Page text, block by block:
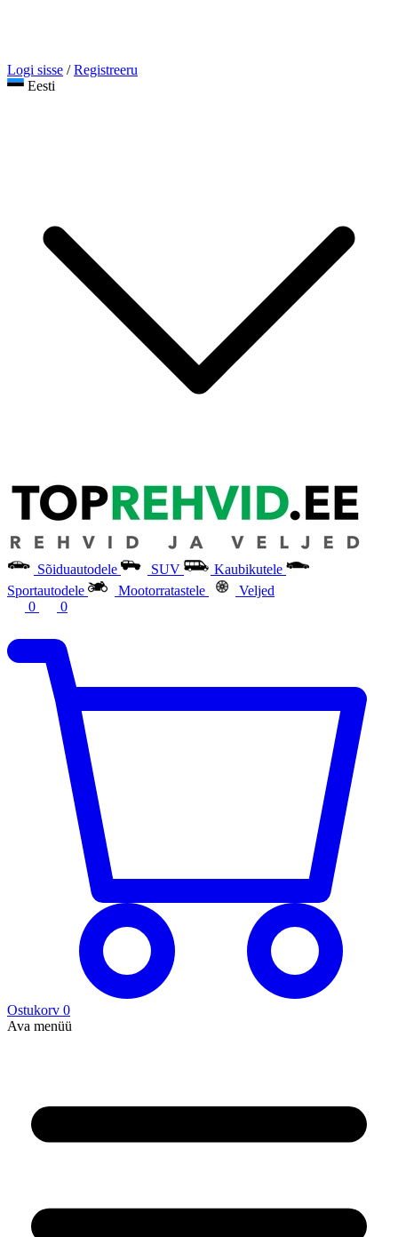
Logi sisse / Registreeru
Eesti
Sõiduautodele SUV
Kaubikutele
Sportautodele
Mootorratastele
Veljed
0
0
Ostukorv 0
Ava menüü